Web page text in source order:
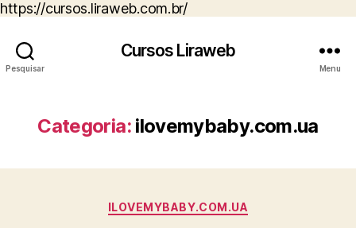
https://cursos.liraweb.com.br/
Pesquisar
Cursos Liraweb
Menu
Categoria: ilovemybaby.com.ua
Categorias
ILOVEMYBABY.COM.UA